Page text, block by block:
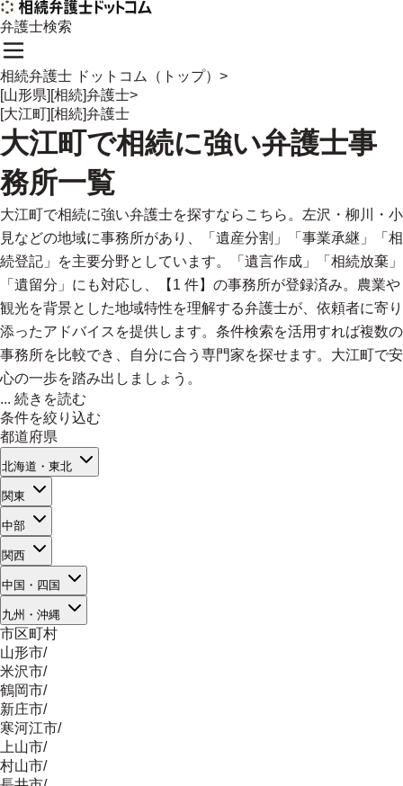
弁護士検索
相続弁護士 ドットコム（トップ） >
[山形県][相続]弁護士>
[大江町][相続]弁護士
大江町で相続に強い弁護士事
務所一覧
大江町で相続に強い弁護士を探すならこちら。左沢・柳川・小
見などの地域に事務所があり、「遺産分割」「事業承継」「相
続登記」を主要分野としています。「遺言作成」「相続放棄」
「遺留分」にも対応し、【1 件】の事務所が登録済み。農業や
観光を背景とした地域特性を理解する弁護士が、依頼者に寄り
添ったアドバイスを提供します。条件検索を活用すれば複数の
事務所を比較でき、自分に合う専門家を探せます。大江町で安
心の一歩を踏み出しましょう。
... 続きを読む
条件を絞り込む
都道府県
北海道・東北
関東
中部
関西
中国・四国
九州・沖縄
市区町村
山形市/
米沢市/
鶴岡市/
新庄市/
寒河江市/
上山市/
村山市/